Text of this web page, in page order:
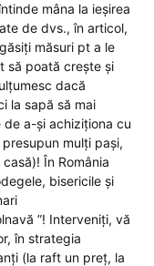
mâna la ieșirea
de dvs., în articol,
măsuri pt a le
să poată crește și
dacă
la sapă să mai
a-și achiziționa cu
mulți pași,
În România
bisericile și
”! Interveniți, vă
în strategia
(la raft un preț, la